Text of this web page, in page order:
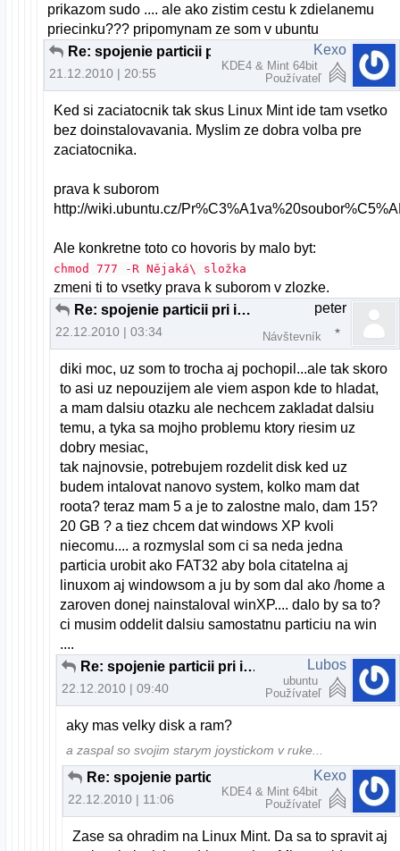
prikazom sudo .... ale ako zistim cestu k zdielanemu
priecinku??? pripomynam ze som v ubuntu
21.12.2010 | 20:55
Kexo
KDE4 & Mint 64bit
Používateľ
Ked si zaciatocnik tak skus Linux Mint ide tam vsetko
bez doinstalovavania. Myslim ze dobra volba pre
zaciatocnika.
prava k suborom
http://wiki.ubuntu.cz/
Ale konkretne toto co hovoris by malo byt:
chmod 777 -R Nějaká\ složka
zmeni ti to vsetky prava k suborom v zlozke.
Re: spojenie particii pri instalacii U10.10
22.12.2010 | 03:34
peter
Návštevník
diki moc, uz som to trocha aj pochopil...ale tak skoro
to asi uz nepouzijem ale viem aspon kde to hladat,
a mam dalsiu otazku ale nechcem zakladat dalsiu
temu, a tyka sa mojho problemu ktory riesim uz
dobry mesiac,
tak najnovsie, potrebujem rozdelit disk ked uz
budem intalovat nanovo system, kolko mam dat
roota? teraz mam 5 a je to zalostne malo, dam 15?
20 GB ? a tiez chcem dat windows XP kvoli
niecomu.... a rozmyslal som ci sa neda jedna
particia urobit ako FAT32 aby bola citatelna aj
linuxom aj windowsom a ju by som dal ako /home a
zaroven donej nainstaloval winXP.... dalo by sa to?
ci musim oddelit dalsiu samostatnu particiu na win
....
Re: spojenie particii pri instalacii U10.10
22.12.2010 | 09:40
Lubos
ubuntu
Používateľ
aky mas velky disk a ram?
a zaspal so svojim starym joystickom v ruke...
22.12.2010 | 11:06
Kexo
KDE4 & Mint 64bit
Používateľ
Zase sa ohradim na Linux Mint. Da sa to spravit aj